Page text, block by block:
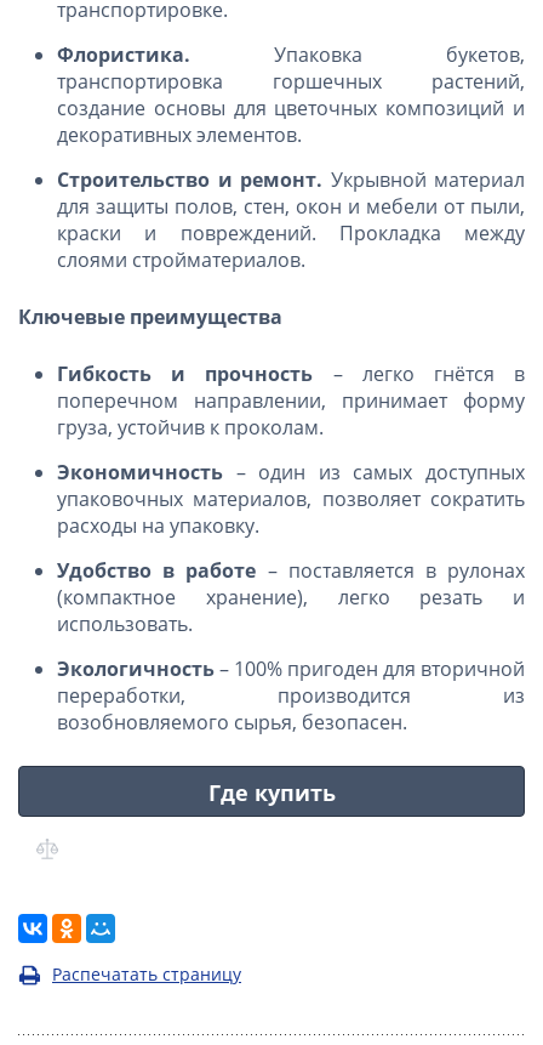
транспортировке.
Флористика. Упаковка букетов,
транспортировка горшечных растений,
создание основы для цветочных композиций и
декоративных элементов.
Строительство и ремонт. Укрывной материал
для защиты полов, стен, окон и мебели от пыли,
краски и повреждений. Прокладка между
слоями стройматериалов.
Ключевые преимущества
Гибкость и прочность – легко гнётся в
поперечном направлении, принимает форму
груза, устойчив к проколам.
Экономичность – один из самых доступных
упаковочных материалов, позволяет сократить
расходы на упаковку.
Удобство в работе – поставляется в рулонах
(компактное хранение), легко резать и
использовать.
Экологичность– 100% пригоден для вторичной
переработки, производится из
возобновляемого сырья, безопасен.
Где купить
Распечатать страницу